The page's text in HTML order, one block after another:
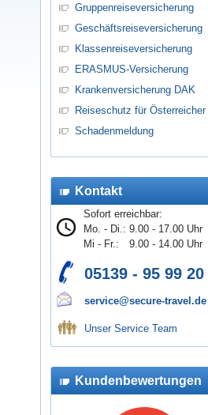
Gruppenreiseversicherung
Geschäftsreiseversicherung
Klassenreiseversicherung
ERASMUS-Versicherung
Krankenversicherung DAK
Reiseschutz für Österreicher
Schadenmeldung
Kontakt
Sofort erreichbar:
Mo. - Di.: 9.00 - 17.00 Uhr
Mi - Fr.:
9.00 - 14.00 Uhr
05139 - 95 99 20
service@secure-travel.de
Unser Service Team
Kundenbewertungen